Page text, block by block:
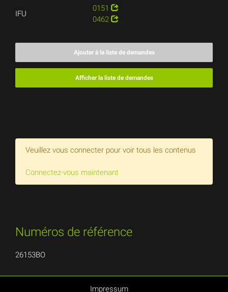
IFU
0151
0462
Ajouter à la liste de demandes
Afficher la liste de demandes
Veuillez vous connecter pour voir tous les contenus
Connectez-vous maintenant
Numéros de référence
26153BO
Impressum